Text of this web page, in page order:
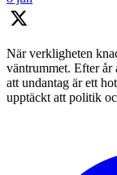
När verkligheten
väntrummet. Efter år
att undantag är ett
upptäckt att politik